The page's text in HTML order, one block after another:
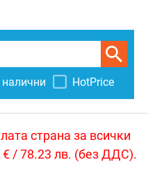
HotPrice
страна за всички
/ 78.23 лв. (без ДДС).